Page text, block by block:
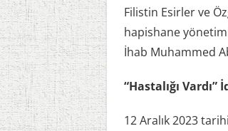
Filistin Esirler ve
hapishane
İhab Muhammed
“Hastalığı
12 Aralık 2023